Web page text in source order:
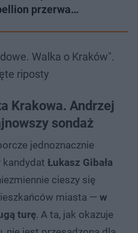
przerwa…
Walka o Kraków".
riposty
Krakowa. Andrzej
sondaż
jednoznacznie
kandydat Łukasz Gibała
cieszy się
miasta — w
turę. A ta, jak okazuje